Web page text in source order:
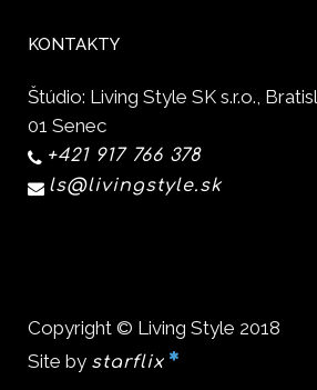
KONTAKTY
Štúdio: Living Style SK s.r.o.,
01 Senec
+421 917 766 378
ls@livingstyle.sk
Copyright © Living Style 2018
Site by starflix